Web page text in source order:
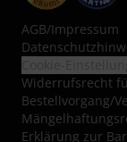
AGB/Impressum
Widerrufsrecht
Bestellvorgang/
Erklärung zur